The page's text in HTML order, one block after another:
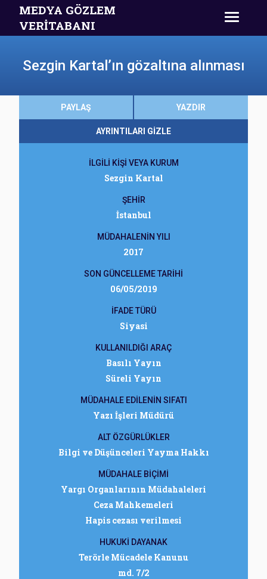
MEDYA GÖZLEM
VERİTABANI
Sezgin Kartal’ın gözaltına alınması
PAYLAŞ YAZDIR
AYRINTILARI GİZLE
İLGİLİ KİŞİ VEYA KURUM
Sezgin Kartal
ŞEHİR
İstanbul
MÜDAHALENİN YILI
2017
SON GÜNCELLEME TARİHİ
06/05/2019
İFADE TÜRÜ
Siyasi
KULLANILDIĞI ARAÇ
Basılı Yayın
Süreli Yayın
MÜDAHALE EDİLENİN SIFATI
Yazı İşleri Müdürü
ALT ÖZGÜRLÜKLER
Bilgi ve Düşünceleri Yayma Hakkı
MÜDAHALE BİÇİMİ
Yargı Organlarının Müdahaleleri
Ceza Mahkemeleri
Hapis cezası verilmesi
HUKUKİ DAYANAK
Terörle Mücadele Kanunu
md. 7/2